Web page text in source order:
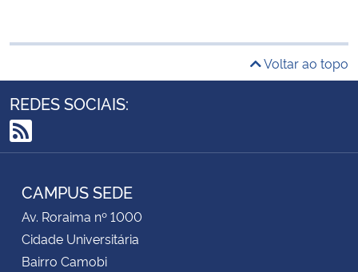
Voltar ao topo
REDES SOCIAIS:
RSS
CAMPUS SEDE
Av. Roraima nº 1000
Cidade Universitária
Bairro Camobi